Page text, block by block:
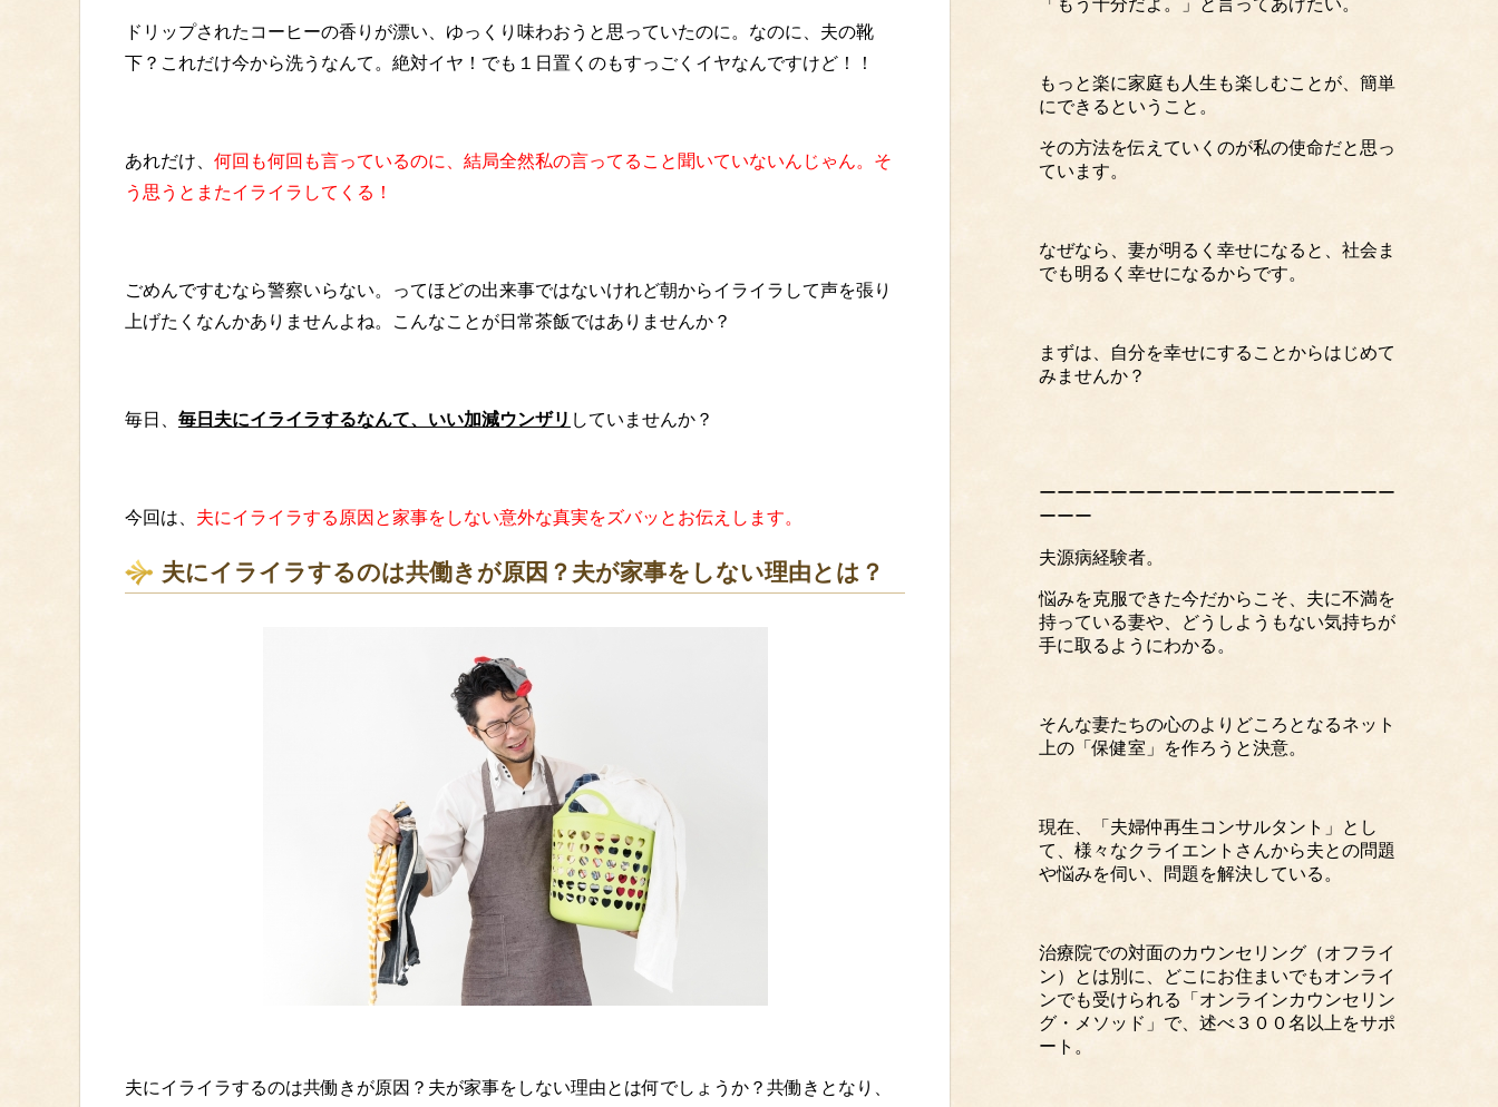
ドリップされたコーヒーの香りが漂い、ゆっくり味わおうと思っていたのに。なのに、夫の靴
下？これだけ今から洗うなんて。絶対イヤ！でも１日置くのもすっごくイヤなんですけど！！
あれだけ、 何回も何回も言っているのに、結局全然私の言ってること聞いていないんじゃん。そ
う思うとまたイライラしてくる！
ごめんですむなら警察いらない。ってほどの出来事ではないけれど朝からイライラして声を張り
上げたくなんかありませんよね。こんなことが日常茶飯ではありませんか？
毎日、 毎日夫にイライラするなんて、いい加減ウンザリ していませんか？
今回は、 夫にイライラする原因と家事をしない意外な真実をズバッとお伝えします。
夫にイライラするのは共働きが原因？夫が家事をしない理由とは？
夫にイライラするのは共働きが原因？夫が家事をしない理由とは何でしょうか？共働きとなり、
「もう十分だよ。」と言ってあげたい。
もっと楽に家庭も人生も楽しむことが、簡単
にできるということ。
その方法を伝えていくのが私の使命だと思っ
ています。
なぜなら、妻が明るく幸せになると、社会ま
でも明るく幸せになるからです。
まずは、自分を幸せにすることからはじめて
みませんか？
ーーーーーーーーーーーーーーーーーーーー
ーーー
夫源病経験者。
悩みを克服できた今だからこそ、夫に不満を
持っている妻や、どうしようもない気持ちが
手に取るようにわかる。
そんな妻たちの心のよりどころとなるネット
上の「保健室」を作ろうと決意。
現在、「夫婦仲再生コンサルタント」とし
て、様々なクライエントさんから夫との問題
や悩みを伺い、問題を解決している。
治療院での対面のカウンセリング（オフライ
ン）とは別に、どこにお住まいでもオンライ
ンでも受けられる「オンラインカウンセリン
グ・メソッド」で、述べ３００名以上をサポ
ート。